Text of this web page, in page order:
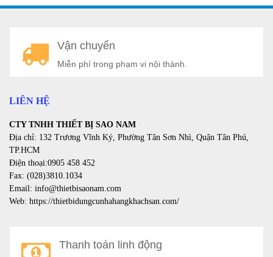
Vận chuyển
Miễn phí trong phạm vi nội thành.
LIÊN HỆ
CTY TNHH THIẾT BỊ SAO NAM
Địa chỉ: 132 Trương Vĩnh Ký, Phường Tân Sơn Nhì, Quận Tân Phú,
TP.HCM
Điện thoại:0905 458 452
Fax: (028)3810.1034
Email: info@thietbisaonam.com
Web: https://thietbidungcunhahangkhachsan.com/
Thanh toán linh động